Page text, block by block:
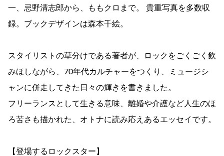
一、忌野清志郎から、ももクロまで。 貴重写真を多数収
録。ブックデザインは森本千絵。
スタイリストの草分けである著者が、ロックをごくごく飲
みほしながら、70年代カルチャーをつくり、ミュージシ
ャンに併走してきた日々の輝きを書きました。
フリーランスとして生きる意味、離婚や介護など人生のほ
ろ苦さも描かれた、オトナに読み応えあるエッセイです。
【登場するロックスター】